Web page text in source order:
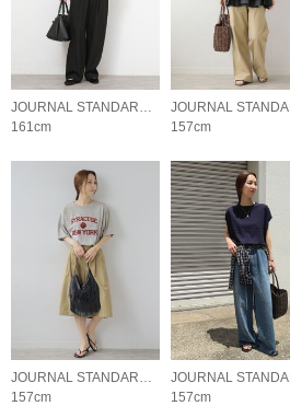
JOURNAL STANDARD relume LADYS
161cm
157cm
157cm
157cm